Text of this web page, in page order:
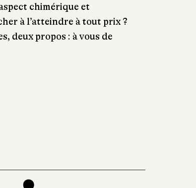
chimérique et
à l’atteindre à tout prix ?
deux propos : à vous de